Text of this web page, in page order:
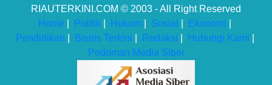
RIAUTERKINI.COM © 2003 - All Right Reserved
Home
Politik Hukum Sosial Ekonomi
Pendidikan
Bisnis Terkini Redaksi Hubungi Kami
Pedoman Media Siber